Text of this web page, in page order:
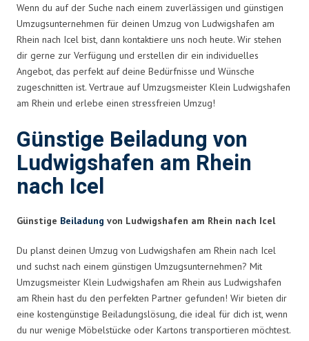
Wenn du auf der Suche nach einem zuverlässigen und günstigen
Umzugsunternehmen für deinen Umzug von Ludwigshafen am
Rhein nach Icel bist, dann kontaktiere uns noch heute. Wir stehen
dir gerne zur Verfügung und erstellen dir ein individuelles
Angebot, das perfekt auf deine Bedürfnisse und Wünsche
zugeschnitten ist. Vertraue auf Umzugsmeister Klein Ludwigshafen
am Rhein und erlebe einen stressfreien Umzug!
Günstige Beiladung von
Ludwigshafen am Rhein
nach Icel
Günstige Beiladung von Ludwigshafen am Rhein nach Icel
Du planst deinen Umzug von Ludwigshafen am Rhein nach Icel
und suchst nach einem günstigen Umzugsunternehmen? Mit
Umzugsmeister Klein Ludwigshafen am Rhein aus Ludwigshafen
am Rhein hast du den perfekten Partner gefunden! Wir bieten dir
eine kostengünstige Beiladungslösung, die ideal für dich ist, wenn
du nur wenige Möbelstücke oder Kartons transportieren möchtest.